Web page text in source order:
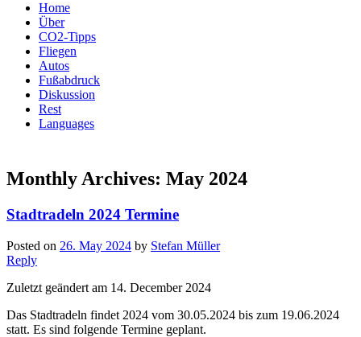
Home
Über
CO2-Tipps
Fliegen
Autos
Fußabdruck
Diskussion
Rest
Languages
Monthly Archives: May 2024
Stadtradeln 2024 Termine
Posted on 26. May 2024 by Stefan Müller
Reply
Zuletzt geändert am 14. December 2024
Das Stadtradeln findet 2024 vom 30.05.2024 bis zum 19.06.2024
statt. Es sind folgende Termine geplant.